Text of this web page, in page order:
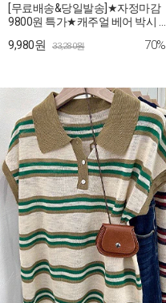
[무료배송&당일발송]★자정마감
9800원 특가★캐주얼 베어 박시 티
9,980원 33,280원 70%